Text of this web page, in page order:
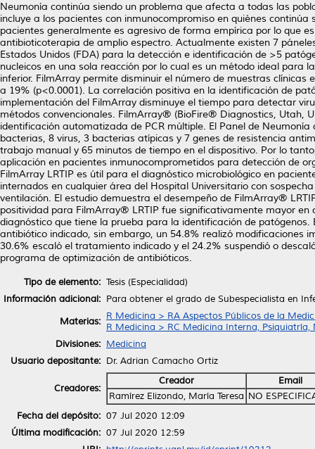
Neumonía continúa siendo un problema que afecta a todas las
incluye a los pacientes con inmunocompromiso en quiénes
pacientes generalmente es agresivo de forma empírica por lo que
antibioticoterapia de amplio espectro. Actualmente existen 7
Estados Unidos (FDA) para la detección e identificación de >5
nucleicos en una sola reacción por lo cual es un método ideal
inferior. FilmArray permite disminuir el número de muestras
a 19% (p<0.0001). La correlación positiva en la identificación de
implementación del FilmArray disminuye el tiempo para detectar
métodos convencionales. FilmArray® (BioFire® Diagnostics, Utah,
identificación automatizada de PCR múltiple. El Panel de
bacterias, 8 virus, 3 bacterias atípicas y 7 genes de resistencia
trabajo manual y 65 minutos de tiempo en el dispositivo. Por lo
aplicación en pacientes inmunocomprometidos para detección de
FilmArray LRTIP es útil para el diagnóstico microbiológico en
internados en cualquier área del Hospital Universitario con
ventilación. El estudio demuestra el desempeño de FilmArray®
positividad para FilmArray® LRTIP fue significativamente mayor
diagnóstico que tiene la prueba para la identificación de
antibiótico indicado, sin embargo, un 54.8% realizó modificaciones
30.6% escaló el tratamiento indicado y el 24.2% suspendió o
programa de optimización de antibióticos.
Tipo de elemento: Tesis (Especialidad)
Información adicional: Para obtener el grado de Subespecialista en
Materias: R Medicina > RA Aspectos Públicos de la
R Medicina > RC Medicina Interna, Psiquiatría,
Divisiones: Medicina
Usuario depositante: Dr. Adrian Camacho Ortiz
Creadores:
Creador
Email
Ramírez Elizondo, María Teresa NO
Fecha del depósito: 07 Jul 2020 12:09
Última modificación: 07 Jul 2020 12:59